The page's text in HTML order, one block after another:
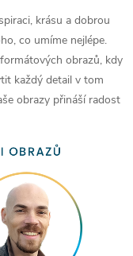
krásu a dobrou
co umíme nejlépe.
obrazů, kdy
každý detail v tom
obrazy přináší radost